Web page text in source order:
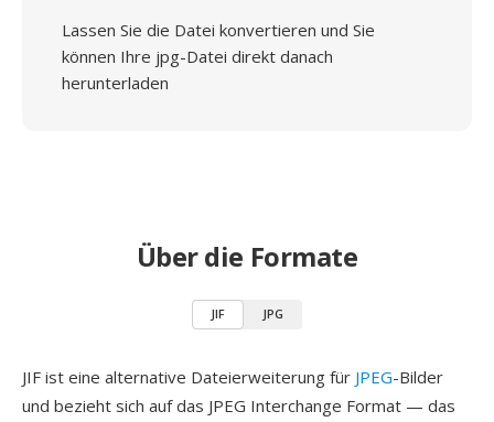
Lassen Sie die Datei konvertieren und Sie
können Ihre jpg-Datei direkt danach
herunterladen
Über die Formate
JIF JPG
JIF ist eine alternative Dateierweiterung für JPEG-Bilder
und bezieht sich auf das JPEG Interchange Format — das